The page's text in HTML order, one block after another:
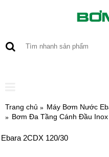
Trang chủ Máy Bơm Nước
Bơm Đa Tầng Cánh Đầu Inox
Ebara 2CDX 120/30